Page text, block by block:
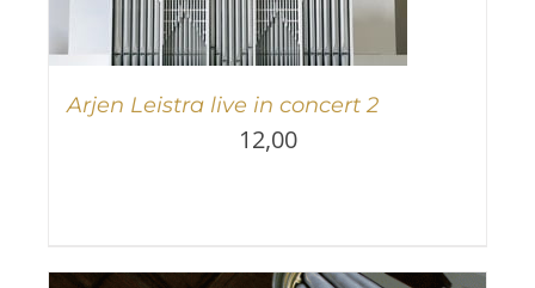
Arjen Leistra live in concert 2
12,00